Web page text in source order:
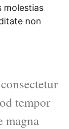
molestias
non
tempor
magna